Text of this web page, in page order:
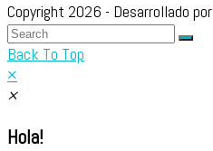
Copyright 2026 - Desarrollado por
Back To Top
×
×
Hola!